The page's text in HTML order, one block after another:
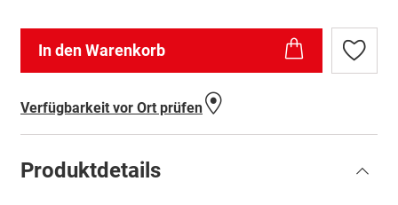
In den Warenkorb
Zur
Verfügbarkeit vor Ort prüfen
Produktdetails